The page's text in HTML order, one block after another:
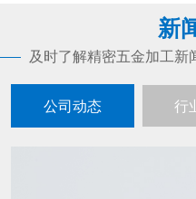
新
及时了解精密五金加工新
公司动态 行